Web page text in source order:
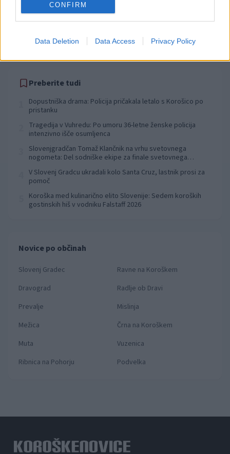
CONFIRM
Data Deletion Data Access Privacy Policy
pred 3 urami
pred 3 urami
Preberite tudi
Dopustniška drama: Policija pričakala letalo s Korošico po
pristanku
Tragedija v Vuhredu: Po umoru 36-letne ženske policija
intenzivno išče osumljenca
Slovenjgradčan Tomaž Klančnik na vrhu svetovnega
nogometa: Del sodniške ekipe za finale svetovnega
V Slovenj Gradcu ukradali kolo Santa Cruz, lastnik prosi za
pomoč
Koroška med kulinarično elito Slovenije: Sedem koroških
gostinskih hiš v vodniku Falstaff 2026
Novice po občinah
Slovenj Gradec
Ravne na Koroškem
Dravograd
Radlje ob Dravi
Prevalje
Mislinja
Mežica
Črna na Koroškem
Muta
Vuzenica
Ribnica na Pohorju
Podvelka